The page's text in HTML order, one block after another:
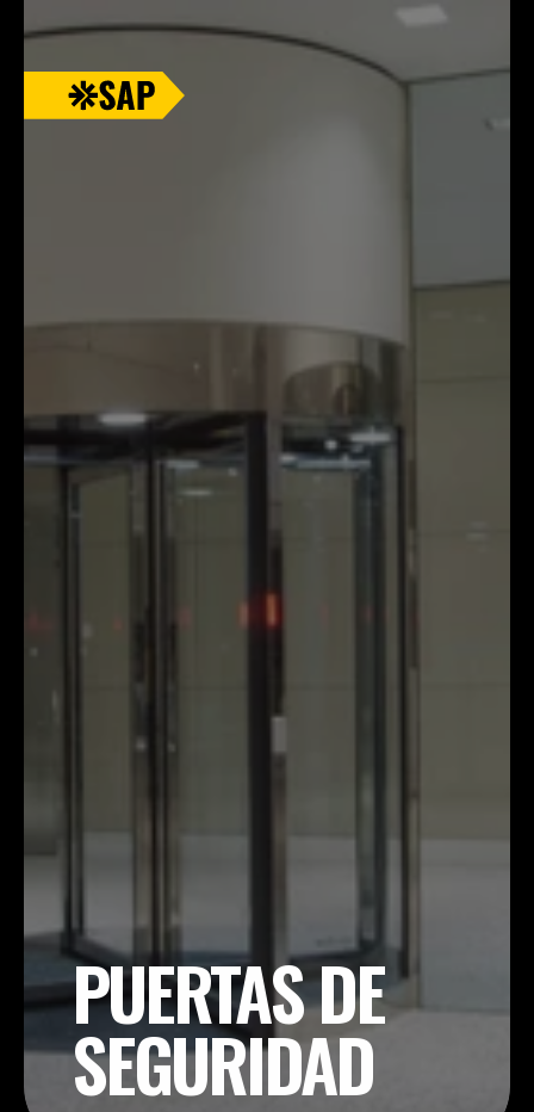
PUERTAS DE
SEGURIDAD